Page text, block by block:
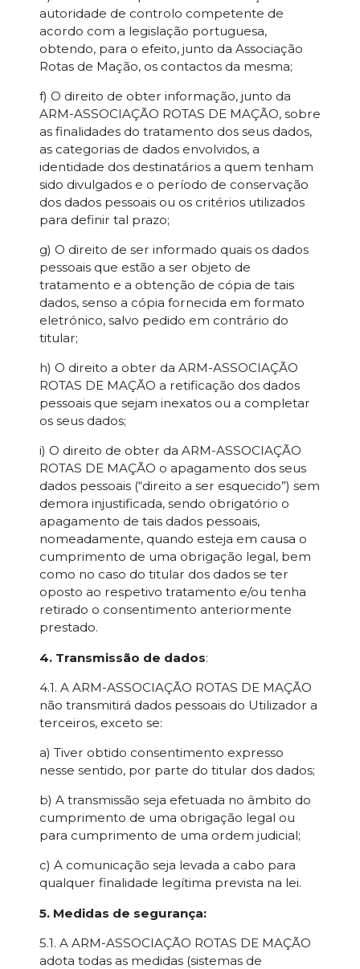
autoridade de controlo competente de
acordo com a legislação portuguesa,
obtendo, para o efeito, junto da Associação
Rotas de Mação, os contactos da mesma;
f) O direito de obter informação, junto da
ARM-ASSOCIAÇÃO ROTAS DE MAÇÃO, sobre
as finalidades do tratamento dos seus dados,
as categorias de dados envolvidos, a
identidade dos destinatários a quem tenham
sido divulgados e o período de conservação
dos dados pessoais ou os critérios utilizados
para definir tal prazo;
g) O direito de ser informado quais os dados
pessoais que estão a ser objeto de
tratamento e a obtenção de cópia de tais
dados, senso a cópia fornecida em formato
eletrónico, salvo pedido em contrário do
titular;
h) O direito a obter da ARM-ASSOCIAÇÃO
ROTAS DE MAÇÃO a retificação dos dados
pessoais que sejam inexatos ou a completar
os seus dados;
i) O direito de obter da ARM-ASSOCIAÇÃO
ROTAS DE MAÇÃO o apagamento dos seus
dados pessoais (“direito a ser esquecido”) sem
demora injustificada, sendo obrigatório o
apagamento de tais dados pessoais,
nomeadamente, quando esteja em causa o
cumprimento de uma obrigação legal, bem
como no caso do titular dos dados se ter
oposto ao respetivo tratamento e/ou tenha
retirado o consentimento anteriormente
prestado.
4. Transmissão de dados:
4.1. A ARM-ASSOCIAÇÃO ROTAS DE MAÇÃO
não transmitirá dados pessoais do Utilizador a
terceiros, exceto se:
a) Tiver obtido consentimento expresso
nesse sentido, por parte do titular dos dados;
b) A transmissão seja efetuada no âmbito do
cumprimento de uma obrigação legal ou
para cumprimento de uma ordem judicial;
c) A comunicação seja levada a cabo para
qualquer finalidade legítima prevista na lei.
5. Medidas de segurança:
5.1. A ARM-ASSOCIAÇÃO ROTAS DE MAÇÃO
adota todas as medidas (sistemas de